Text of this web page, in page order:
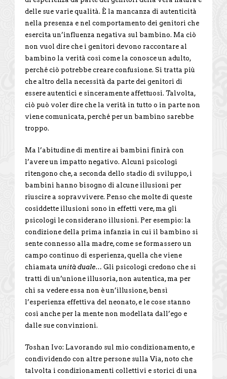
delle sue varie qualità. È la mancanza di autenticità
nella presenza e nel comportamento dei genitori che
esercita un’influenza negativa sul bambino. Ma ciò
non vuol dire che i genitori devono raccontare al
bambino la verità così come la conosce un adulto,
perché ciò potrebbe creare confusione. Si tratta più
che altro della necessità da parte dei genitori di
essere autentici e sinceramente affettuosi. Talvolta,
ciò può voler dire che la verità in tutto o in parte non
viene comunicata, perché per un bambino sarebbe
troppo.
Ma l’abitudine di mentire ai bambini finirà con
l’avere un impatto negativo. Alcuni psicologi
ritengono che, a seconda dello stadio di sviluppo, i
bambini hanno bisogno di alcune illusioni per
riuscire a sopravvivere. Penso che molte di queste
cosiddette illusioni sono in effetti vere, ma gli
psicologi le considerano illusioni. Per esempio: la
condizione della prima infanzia in cui il bambino si
sente connesso alla madre, come se formassero un
campo continuo di esperienza, quella che viene
chiamata unità duale… Gli psicologi credono che si
tratti di un’unione illusoria, non autentica, ma per
chi sa vedere essa non è un’illusione, bensì
l’esperienza effettiva del neonato, e le cose stanno
così anche per la mente non modellata dall’ego e
dalle sue convinzioni.
Toshan Ivo: Lavorando sul mio condizionamento, e
condividendo con altre persone sulla Via, noto che
talvolta i condizionamenti collettivi e storici di una